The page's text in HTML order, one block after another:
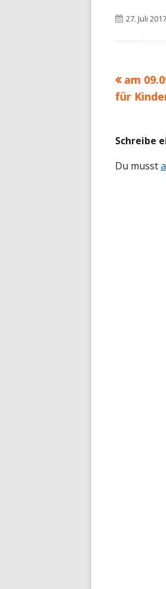
27. Juli 2017
am
für
Schreibe
Du musst